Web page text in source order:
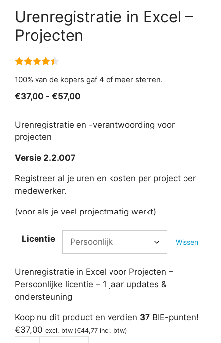
Urenregistratie in Excel –
Projecten
5
100% van de kopers gaf 4 of meer sterren.
€37,00 - €57,00
tot
Urenregistratie en -verantwoording voor
projecten
Versie 2.2.007
Registreer al je uren en kosten per project per
medewerker.
(voor als je veel projectmatig werkt)
Licentie Wissen
Urenregistratie in Excel voor Projecten –
Persoonlijke licentie – 1 jaar updates &
ondersteuning
Koop nu dit product en verdien 37 BIE-punten!
€37,00 excl. btw (€44,77 incl. btw)